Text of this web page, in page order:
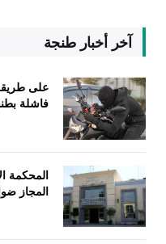
آخر أخبار طنجة
على
فاشلة
المحكمة
المجاز